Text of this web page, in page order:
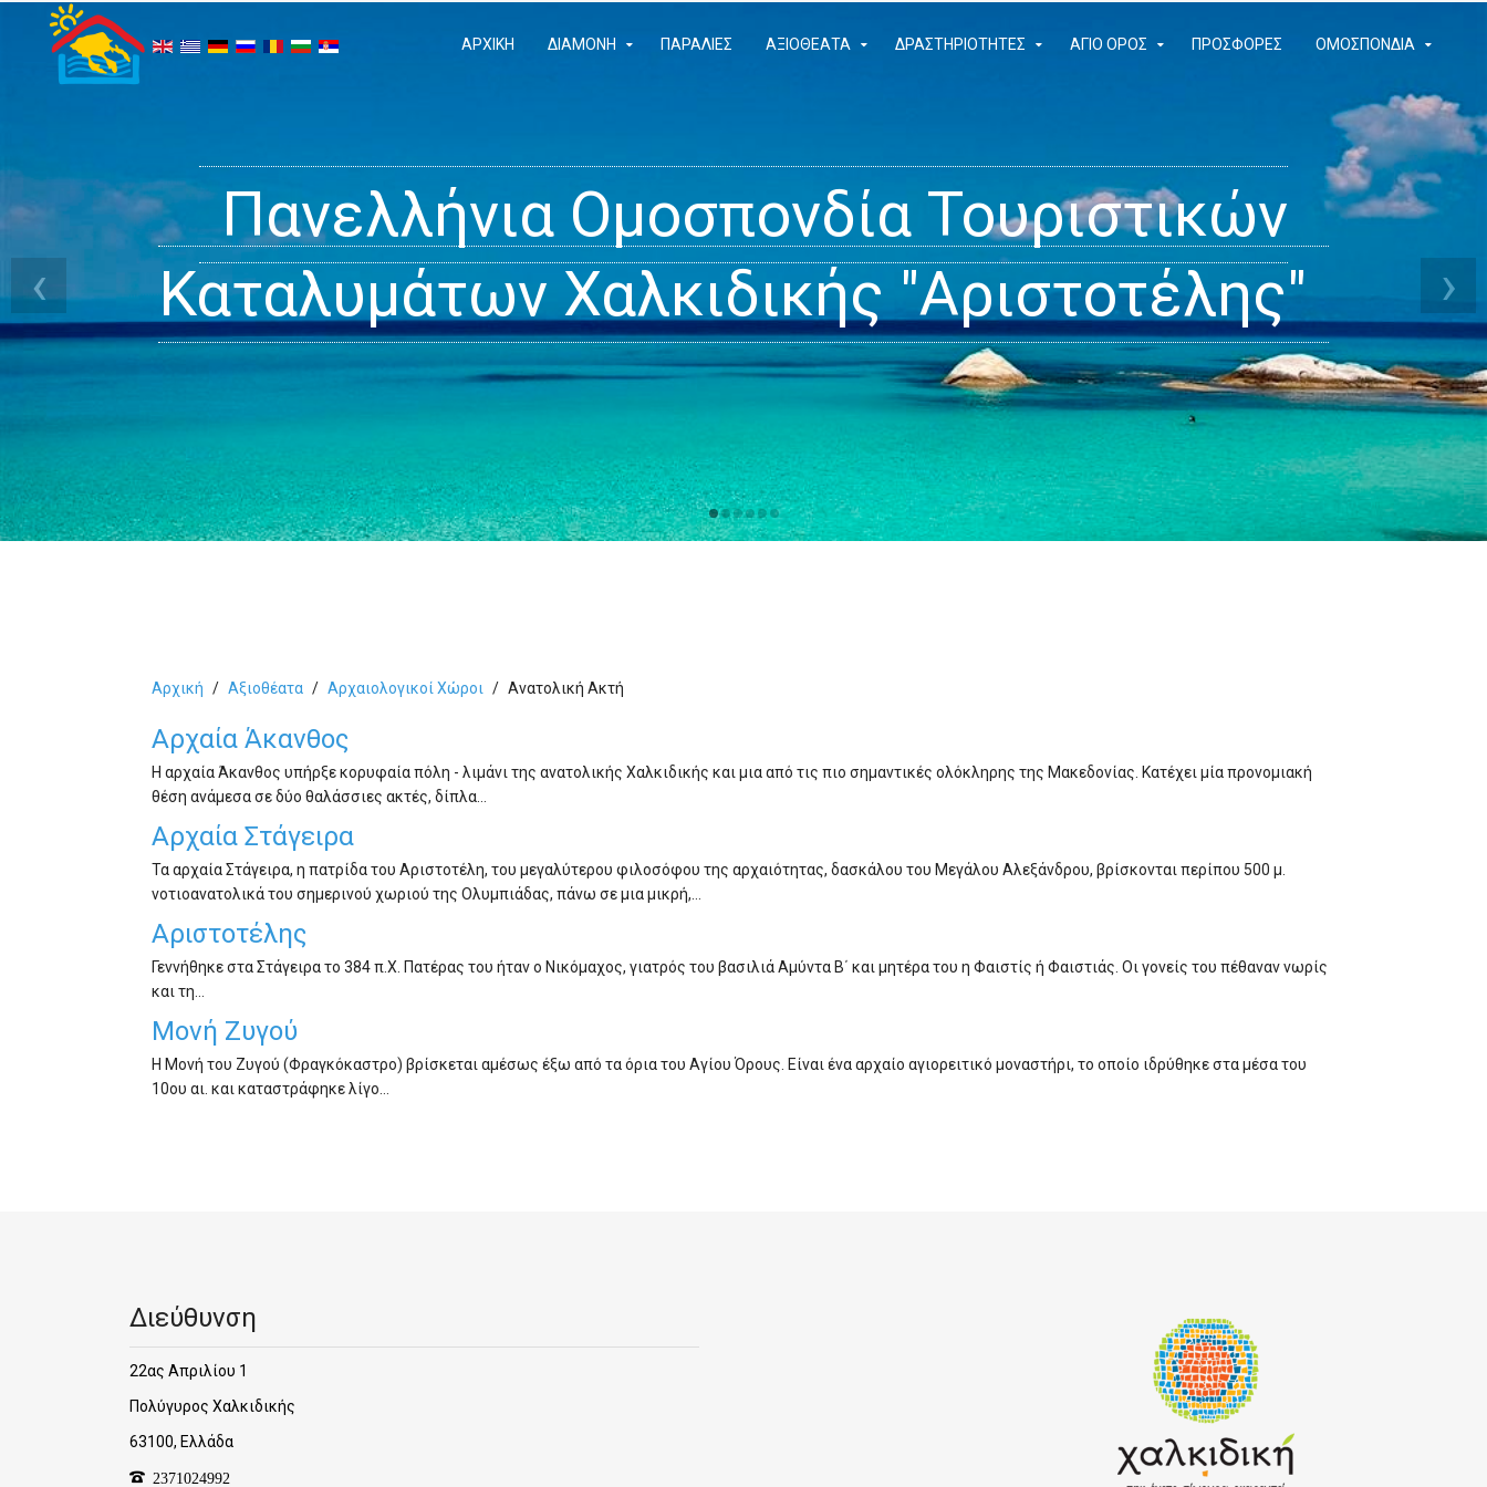
ΑΡΧΙΚΉ ΔΙΑΜΟΝΉ ΠΑΡΑΛΊΕΣ ΑΞΙΟΘΈΑΤΑ ΔΡΑΣΤΗΡΙΌΤΗΤΕΣ ΆΓΙΟ ΌΡΟΣ ΠΡΟΣΦΟΡΈΣ ΟΜΟΣΠΟΝΔΊΑ
Πανελλήνια Ομοσπονδία Τουριστικών
Καταλυμάτων Χαλκιδικής "Αριστοτέλης"
Χαλκιδική - Δωμάτια, Studios, Διαμερίσματα
Σίγουρα την έχετε ονειρευτεί
›
‹
Αρχική Αξιοθέατα Αρχαιολογικοί Χώροι Ανατολική Ακτή
Αρχαία Άκανθος
Η αρχαία Άκανθος υπήρξε κορυφαία πόλη - λιμάνι της ανατολικής Χαλκιδικής και μια από τις πιο σημαντικές ολόκληρης της Μακεδονίας. Κατέχει μία προνομιακή
θέση ανάμεσα σε δύο θαλάσσιες ακτές, δίπλα…
Αρχαία Στάγειρα
Τα αρχαία Στάγειρα, η πατρίδα του Αριστοτέλη, του μεγαλύτερου φιλοσόφου της αρχαιότητας, δασκάλου του Μεγάλου Αλεξάνδρου, βρίσκονται περίπου 500 μ.
νοτιοανατολικά του σημερινού χωριού της Ολυμπιάδας, πάνω σε μια μικρή,…
Αριστοτέλης
Γεννήθηκε στα Στάγειρα το 384 π.Χ. Πατέρας του ήταν ο Νικόμαχος, γιατρός του βασιλιά Αμύντα Β΄ και μητέρα του η Φαιστίς ή Φαιστιάς. Οι γονείς του πέθαναν νωρίς
και τη…
Μονή Ζυγού
Η Μονή του Ζυγού (Φραγκόκαστρο) βρίσκεται αμέσως έξω από τα όρια του Αγίου Όρους. Είναι ένα αρχαίο αγιορειτικό μοναστήρι, το οποίο ιδρύθηκε στα μέσα του
10ου αι. και καταστράφηκε λίγο…
Διεύθυνση
22ας Απριλίου 1
Πολύγυρος Χαλκιδικής
63100, Ελλάδα
2371024992